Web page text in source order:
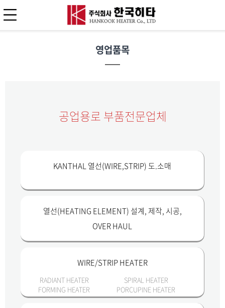
영업품목
공업용로 부품전문업체
KANTHAL 열선(WIRE,STRIP) 도.소매
열선(HEATING ELEMENT) 설계, 제작, 시공,
OVER HAUL
WIRE/STRIP HEATER
RADIANT HEATER
SPIRAL HEATER
FORMING HEATER
PORCUPINE HEATER